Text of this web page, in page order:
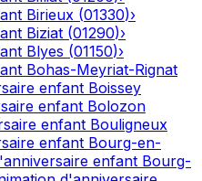
Birieux (01330)›
Biziat (01290)›
Blyes (01150)›
Bohas-Meyriat-Rignat
enfant Boissey
enfant Bolozon
enfant Bouligneux
enfant Bourg-en-
enfant Bourg-